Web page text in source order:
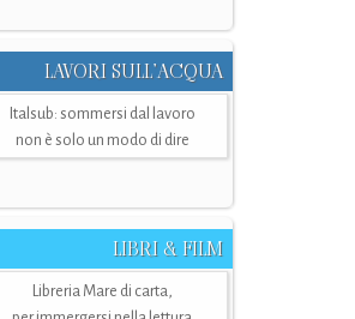
LAVORI SULL’ACQUA
Italsub: sommersi dal lavoro
non è solo un modo di dire
LIBRI & FILM
Libreria Mare di carta,